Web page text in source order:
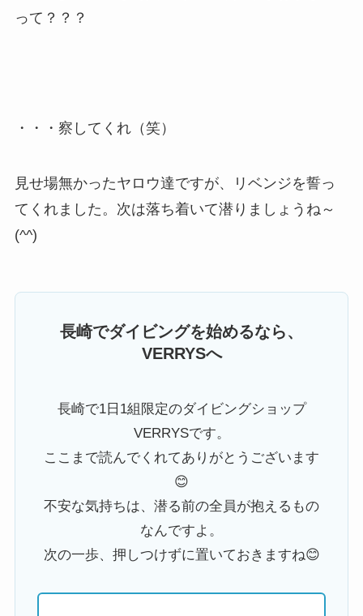
って？？？
・・・察してくれ（笑）
見せ場無かったヤロウ達ですが、リベンジを誓っ
てくれました。次は落ち着いて潜りましょうね～
(^^)
長崎でダイビングを始めるなら、
VERRYSへ
長崎で1日1組限定のダイビングショップ
VERRYSです。
ここまで読んでくれてありがとうございます
😊
不安な気持ちは、潜る前の全員が抱えるもの
なんですよ。
次の一歩、押しつけずに置いておきますね😊